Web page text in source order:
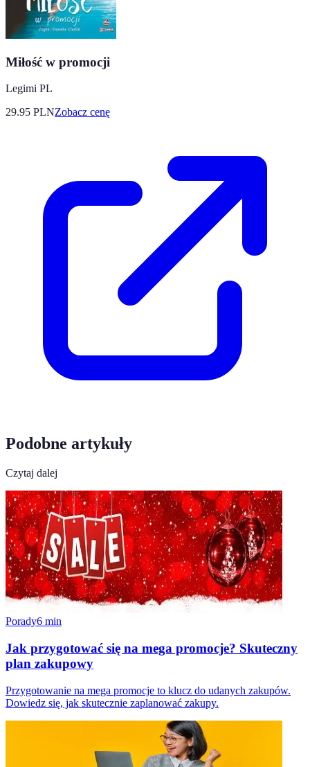
Miłość w promocji
Legimi PL
29.95 PLNZobacz cenę
Podobne artykuły
Czytaj dalej
Porady6 min
Jak przygotować się na mega promocje? Skuteczny
plan zakupowy
Przygotowanie na mega promocje to klucz do udanych zakupów.
Dowiedz się, jak skutecznie zaplanować zakupy.